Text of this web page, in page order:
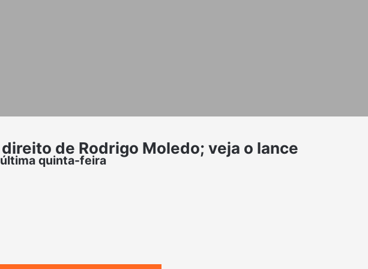
de Rodrigo Moledo; veja o lance
quinta-feira